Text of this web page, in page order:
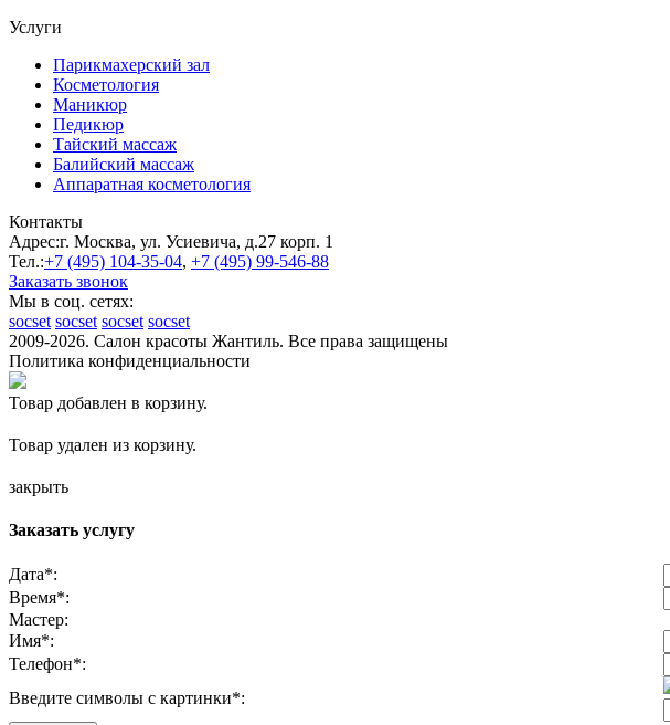
Услуги
Парикмахерский зал
Косметология
Маникюр
Педикюр
Тайский массаж
Балийский массаж
Аппаратная косметология
Контакты
Адрес:г. Москва, ул. Усиевича, д.27 корп. 1
Тел.:+7 (495) 104-35-04, +7 (495) 99-546-88
Заказать звонок
Мы в соц. сетях:
socset socset socset socset
2009-2026. Салон красоты Жантиль. Все права защищены
Политика конфиденциальности
Товар добавлен в корзину.
Товар удален из корзину.
закрыть
Заказать услугу
Дата*:
Время*:
Мастер:
Имя*:
Телефон*:
Введите символы с картинки*: